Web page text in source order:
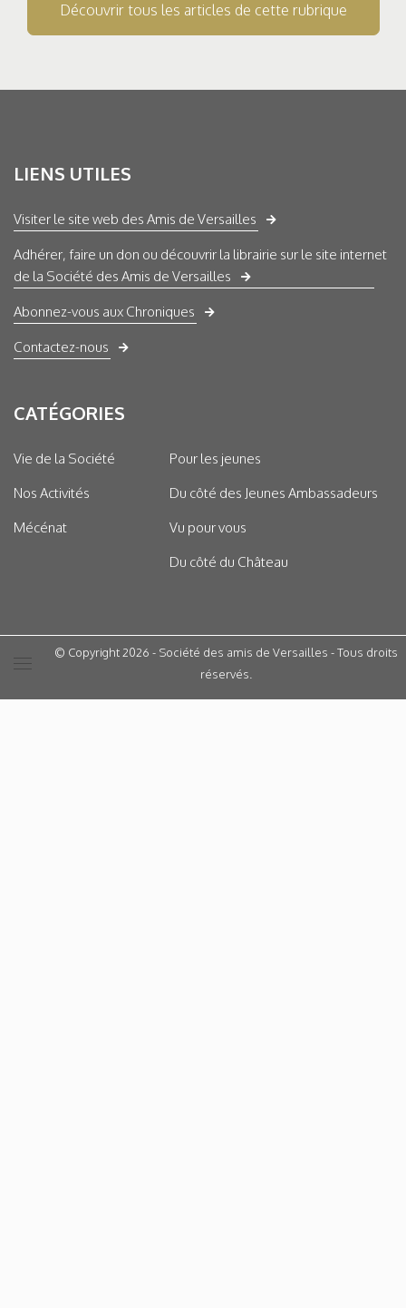
Découvrir tous les articles de cette rubrique
LIENS UTILES
Visiter le site web des Amis de Versailles
Adhérer, faire un don ou découvrir la librairie sur le site internet
de la Société des Amis de Versailles
Abonnez-vous aux Chroniques
Contactez-nous
CATÉGORIES
Vie de la Société
Nos Activités
Mécénat
Pour les jeunes
Du côté des Jeunes Ambassadeurs
Vu pour vous
Du côté du Château
© Copyright 2026 - Société des amis de Versailles - Tous droits
réservés.